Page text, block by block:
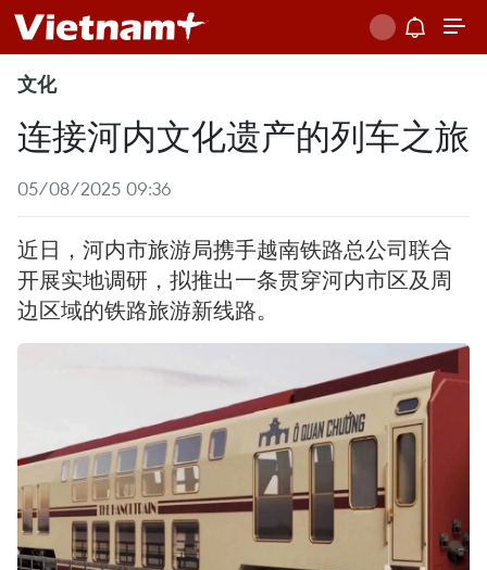
文化
连接河内文化遗产的列车之旅
05/08/2025 09:36
近日，河内市旅游局携手越南铁路总公司联合
开展实地调研，拟推出一条贯穿河内市区及周
边区域的铁路旅游新线路。